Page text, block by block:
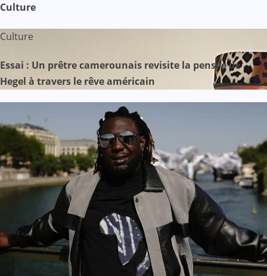
Culture
Culture
Essai : Un prêtre camerounais revisite la pensée de
Hegel à travers le rêve américain